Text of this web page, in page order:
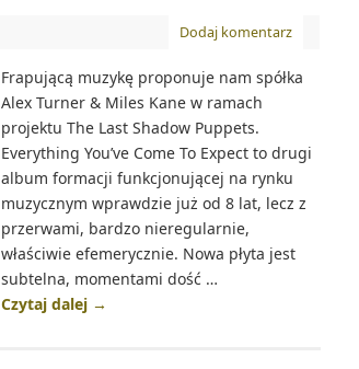
Dodaj komentarz
Frapującą muzykę proponuje nam spółka
Alex Turner & Miles Kane w ramach
projektu The Last Shadow Puppets.
Everything You’ve Come To Expect to drugi
album formacji funkcjonującej na rynku
muzycznym wprawdzie już od 8 lat, lecz z
przerwami, bardzo nieregularnie,
właściwie efemerycznie. Nowa płyta jest
subtelna, momentami dość …
Czytaj dalej →